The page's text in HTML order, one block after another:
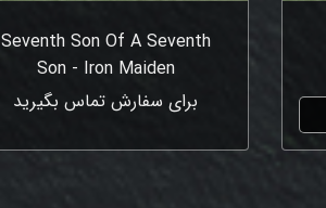
Seventh Son Of A Seventh
Son - Iron Maiden
برای سفارش تماس بگیرید